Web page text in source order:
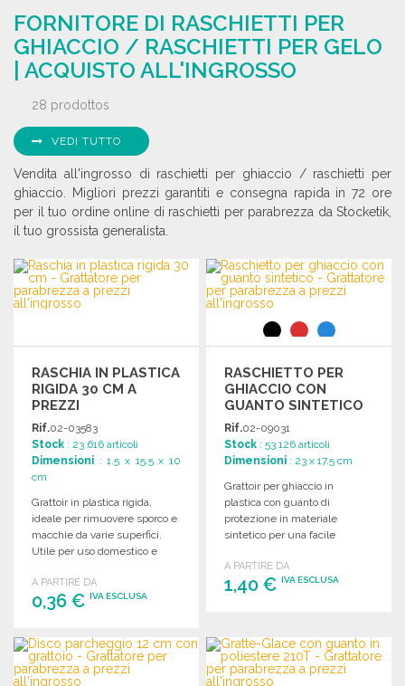
Richiedi un preventivo
FORNITORE DI RASCHIETTI PER
GHIACCIO / RASCHIETTI PER GELO
| ACQUISTO ALL'INGROSSO
28 prodottos
VEDI TUTTO
Vendita all'ingrosso di raschietti per ghiaccio / raschietti per
ghiaccio. Migliori prezzi garantiti e consegna rapida in 72 ore
per il tuo ordine online di raschietti per parabrezza da Stocketik,
il tuo grossista generalista.
RASCHIA IN PLASTICA
RIGIDA 30 CM A
PREZZI
ALL'INGROSSO
Rif.02-03583
Stock : 23 616 articoli
Dimensioni : 1.5 x 15.5 x 10
cm
Grattoir in plastica rigida,
ideale per rimuovere sporco e
macchie da varie superfici.
Utile per uso domestico e
A PARTIRE DA
0,36 € IVA ESCLUSA
ORDINARE
Richiedi un preventivo
RASCHIETTO PER
GHIACCIO CON
GUANTO SINTETICO
A PREZZI
ALL'INGROSSO
Rif.02-09031
Stock : 53 126 articoli
Dimensioni : 23 x 17.5 cm
Grattoir per ghiaccio in
plastica con guanto di
protezione in materiale
sintetico per una facile
auto.
A PARTIRE DA
1,40 €IVA ESCLUSA
Richiedi un preventivo